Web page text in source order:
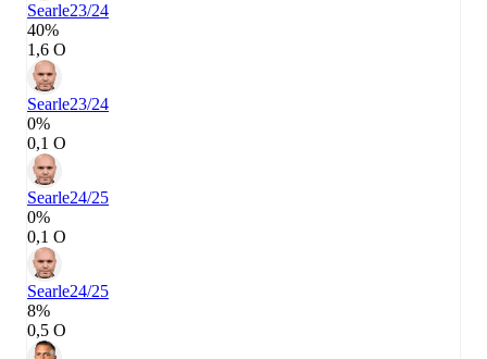
Searle23/24
40%
1,6 О
Searle23/24
0%
0,1 О
Searle24/25
0%
0,1 О
Searle24/25
8%
0,5 О